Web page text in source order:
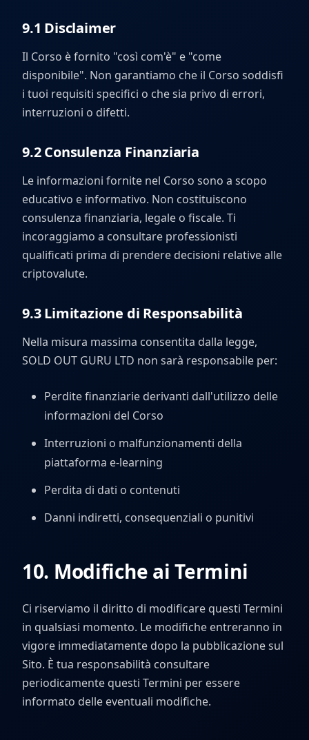
9.1 Disclaimer
Il Corso è fornito "così com'è" e "come
disponibile". Non garantiamo che il Corso soddisfi
i tuoi requisiti specifici o che sia privo di errori,
interruzioni o difetti.
9.2 Consulenza Finanziaria
Le informazioni fornite nel Corso sono a scopo
educativo e informativo. Non costituiscono
consulenza finanziaria, legale o fiscale. Ti
incoraggiamo a consultare professionisti
qualificati prima di prendere decisioni relative alle
criptovalute.
9.3 Limitazione di Responsabilità
Nella misura massima consentita dalla legge,
SOLD OUT GURU LTD non sarà responsabile per:
Perdite finanziarie derivanti dall'utilizzo delle
informazioni del Corso
Interruzioni o malfunzionamenti della
piattaforma e-learning
Perdita di dati o contenuti
Danni indiretti, consequenziali o punitivi
10. Modifiche ai Termini
Ci riserviamo il diritto di modificare questi Termini
in qualsiasi momento. Le modifiche entreranno in
vigore immediatamente dopo la pubblicazione sul
Sito. È tua responsabilità consultare
periodicamente questi Termini per essere
informato delle eventuali modifiche.